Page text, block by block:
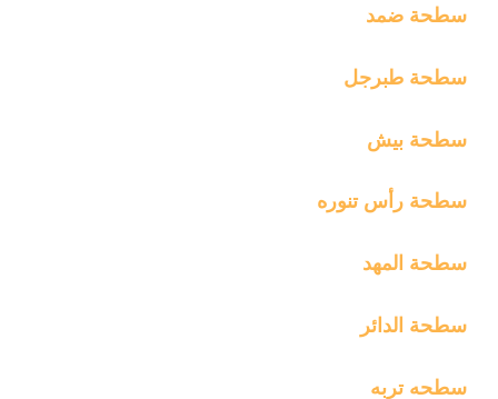
سطحة ضمد
سطحة طبرجل
سطحة بيش
سطحة رأس تنوره
سطحة المهد
سطحة الدائر
سطحه تربه